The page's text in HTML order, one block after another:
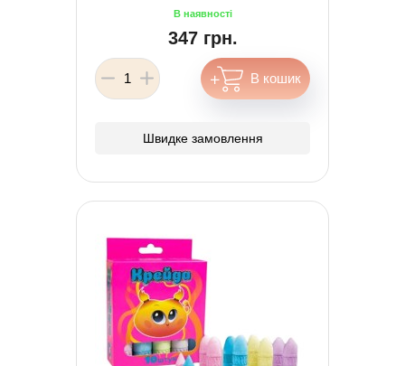
347 грн.
Швидке замовлення